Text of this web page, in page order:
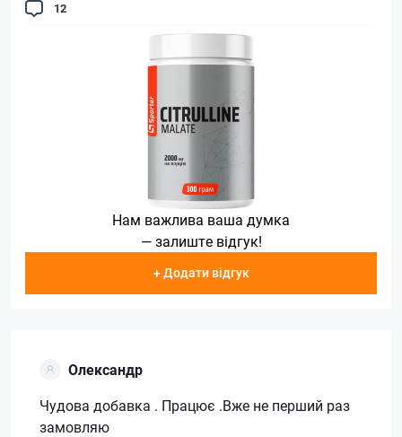
12
Нам важлива ваша думка
— залиште відгук!
+ Додати відгук
Олександр
Чудова добавка . Працює .Вже не перший раз
замовляю